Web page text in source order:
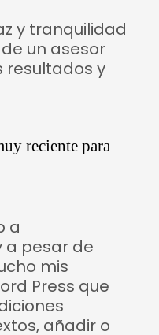
y tranquilidad
un asesor
resultados y
reciente para
a
a pesar de
mis
Press que
añadir o